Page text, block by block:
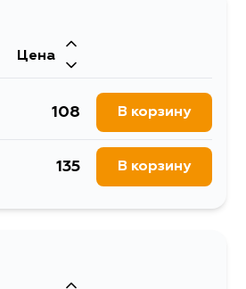
Цена
108 В корзину
135 В корзину